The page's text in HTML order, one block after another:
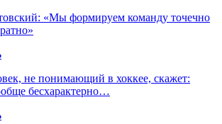
«Мы формируем команду точечно
не понимающий в хоккее, скажет:
бесхарактерно…